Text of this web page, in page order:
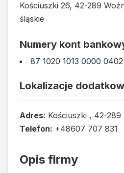
Kościuszki 26, 42-289
śląskie
Numery kont
87 1020 1013 0000
Lokalizacje
Adres: Kościuszki , 42-289
Telefon: +48607 707 831
Opis firmy